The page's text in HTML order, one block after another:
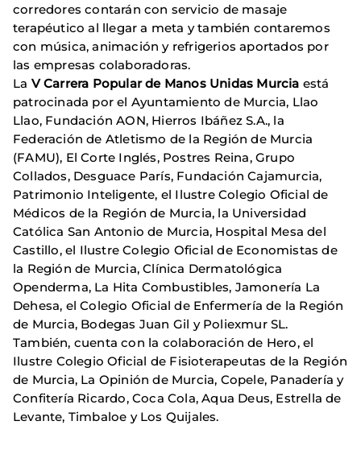
corredores contarán con servicio de masaje
terapéutico al llegar a meta y también contaremos
con música, animación y refrigerios aportados por
las empresas colaboradoras.
La V Carrera Popular de Manos Unidas Murcia está
patrocinada por el Ayuntamiento de Murcia, Llao
Llao, Fundación AON, Hierros Ibáñez S.A., la
Federación de Atletismo de la Región de Murcia
(FAMU), El Corte Inglés, Postres Reina, Grupo
Collados, Desguace París, Fundación Cajamurcia,
Patrimonio Inteligente, el Ilustre Colegio Oficial de
Médicos de la Región de Murcia, la Universidad
Católica San Antonio de Murcia, Hospital Mesa del
Castillo, el Ilustre Colegio Oficial de Economistas de
la Región de Murcia, Clínica Dermatológica
Openderma, La Hita Combustibles, Jamonería La
Dehesa, el Colegio Oficial de Enfermería de la Región
de Murcia, Bodegas Juan Gil y Poliexmur SL.
También, cuenta con la colaboración de Hero, el
Ilustre Colegio Oficial de Fisioterapeutas de la Región
de Murcia, La Opinión de Murcia, Copele, Panadería y
Confitería Ricardo, Coca Cola, Aqua Deus, Estrella de
Levante, Timbaloe y Los Quijales.